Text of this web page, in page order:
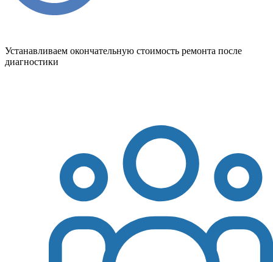
Устанавливаем окончательную стоимость ремонта после
диагностики